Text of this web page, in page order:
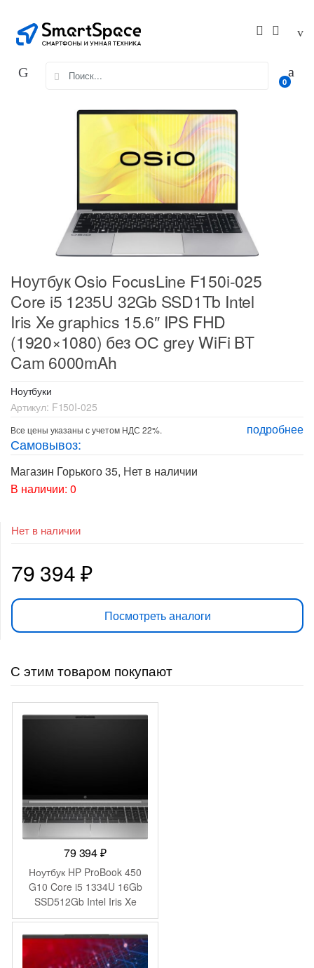
navigation
content
for:
0
Ноутбук Osio FocusLine F150i-025
Core i5 1235U 32Gb SSD1Tb Intel
Iris Xe graphics 15.6″ IPS FHD
(1920×1080) без ОС grey WiFi BT
Cam 6000mAh
Ноутбуки
Артикул: F150I-025
подробнее
Все цены указаны с учетом НДС 22%.
Самовывоз:
Магазин Горького 35, Нет в наличии
В наличии: 0
Нет в наличии
79 394₽
Посмотреть аналоги
С этим товаром покупают
79 394₽
Ноутбук HP ProBook 450
G10 Core i5 1334U 16Gb
SSD512Gb Intel Iris Xe
graphics 15.6″ IPS FHD
(1920×1080) Windows 11
Pro 64 silver WiFi BT Cam
(A37SVET)